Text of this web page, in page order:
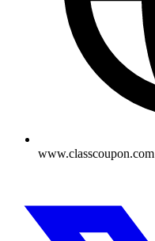
www.classcoupon.com